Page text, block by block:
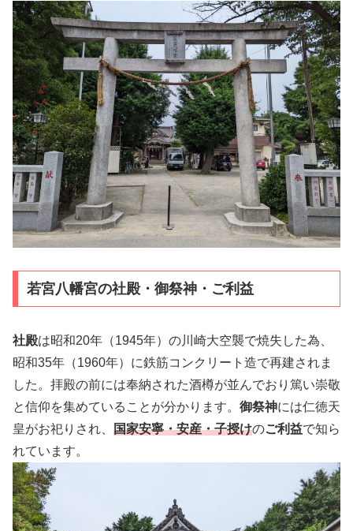
若宮八幡宮の社殿・御祭神・ご利益
社殿は昭和20年（1945年）の川崎大空襲で焼失した為、
昭和35年（1960年）に鉄筋コンクリート造で再建されま
した。拝殿の前には奉納された酒樽が並んでおり篤い崇敬
と信仰を集めていることが分かります。 御祭神には仁徳天
皇がお祀りされ、 国家安寧・安産・子授けのご利益で知ら
れています。